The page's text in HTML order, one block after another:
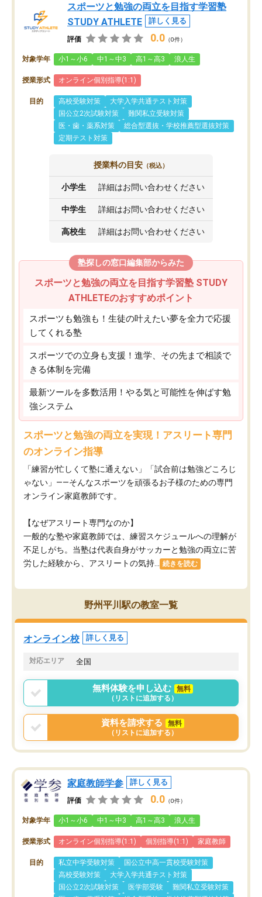
スポーツと勉強の両立を目指す学習塾
STUDY ATHLETE
詳しく見る
評価 0.0 （0件）
対象学年 小1～小6 中1～中3 高1～高3 浪人生
授業形式 オンライン個別指導(1:1)
目的 高校受験対策
大学入学共通テスト対策
国公立2次試験対策
難関私立受験対策
医・歯・薬系対策
総合型選抜・学校推薦型選抜対策
定期テスト対策
授業料の目安 （税込）
小学生 詳細はお問い合わせください
中学生 詳細はお問い合わせください
高校生 詳細はお問い合わせください
塾探しの窓口編集部からみた
スポーツと勉強の両立を目指す学習塾 STUDY
ATHLETEのおすすめポイント
スポーツも勉強も！生徒の叶えたい夢を全力で応援
してくれる塾
スポーツでの立身も支援！進学、その先まで相談で
きる体制を完備
最新ツールを多数活用！やる気と可能性を伸ばす勉
強システム
スポーツと勉強の両立を実現！アスリート専門
のオンライン指導
「練習が忙しくて塾に通えない」「試合前は勉強どころじ
ゃない」——そんなスポーツを頑張るお子様のための専門
オンライン家庭教師です。
【なぜアスリート専門なのか】
一般的な塾や家庭教師では、練習スケジュールへの理解が
不足しがち。当塾は代表自身がサッカーと勉強の両立に苦
労した経験から、アスリートの気持...
続きを読む
野州平川駅の教室一覧
オンライン校 詳しく見る
対応エリア 全国
無料体験を申し込む
無料
（リストに追加する）
資料を請求する
無料
（リストに追加する）
家庭教師学参 詳しく見る
評価 0.0 （0件）
対象学年 小1～小6 中1～中3 高1～高3 浪人生
授業形式 オンライン個別指導(1:1) 個別指導(1:1) 家庭教師
目的 私立中学受験対策
国公立中高一貫校受験対策
高校受験対策
大学入学共通テスト対策
国公立2次試験対策
医学部受験
難関私立受験対策